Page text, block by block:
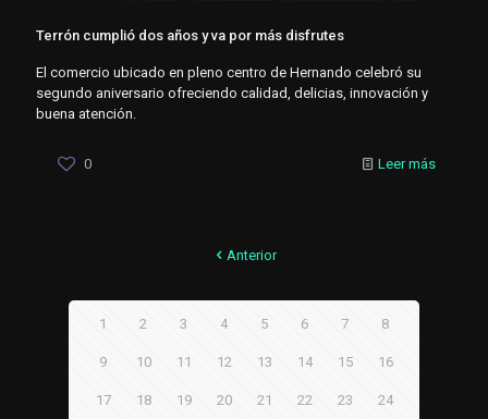
Terrón cumplió dos años y va por más disfrutes
El comercio ubicado en pleno centro de Hernando celebró su
segundo aniversario ofreciendo calidad, delicias, innovación y
buena atención.
0 Leer más
Anterior
1 2 3 4 5 6 7 8
9 10 11 12 13 14 15 16
17 18 19 20 21 22 23 24